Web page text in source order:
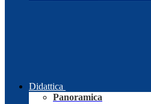
Didattica
Panoramica